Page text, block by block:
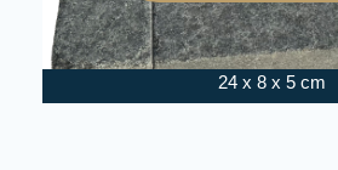
24 x 8 x 5 cm